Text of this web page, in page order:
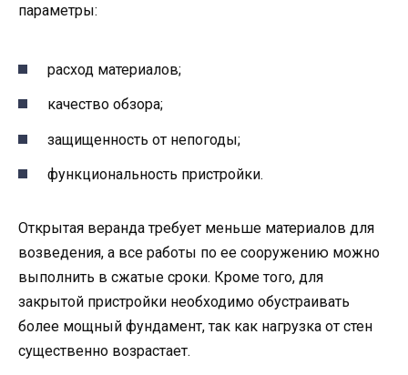
параметры:
расход материалов;
качество обзора;
защищенность от непогоды;
функциональность пристройки.
Открытая веранда требует меньше материалов для
возведения, а все работы по ее сооружению можно
выполнить в сжатые сроки. Кроме того, для
закрытой пристройки необходимо обустраивать
более мощный фундамент, так как нагрузка от стен
существенно возрастает.